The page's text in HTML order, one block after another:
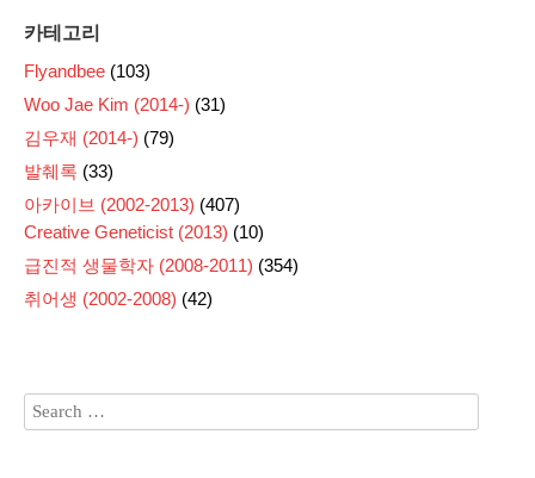
카테고리
Flyandbee (103)
Woo Jae Kim (2014-) (31)
김우재 (2014-) (79)
발췌록 (33)
아카이브 (2002-2013) (407)
Creative Geneticist (2013) (10)
급진적 생물학자 (2008-2011) (354)
취어생 (2002-2008) (42)